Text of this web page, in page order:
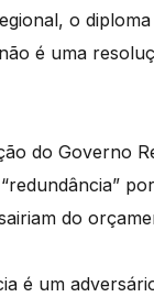
o
é uma
do Governo
do
é um